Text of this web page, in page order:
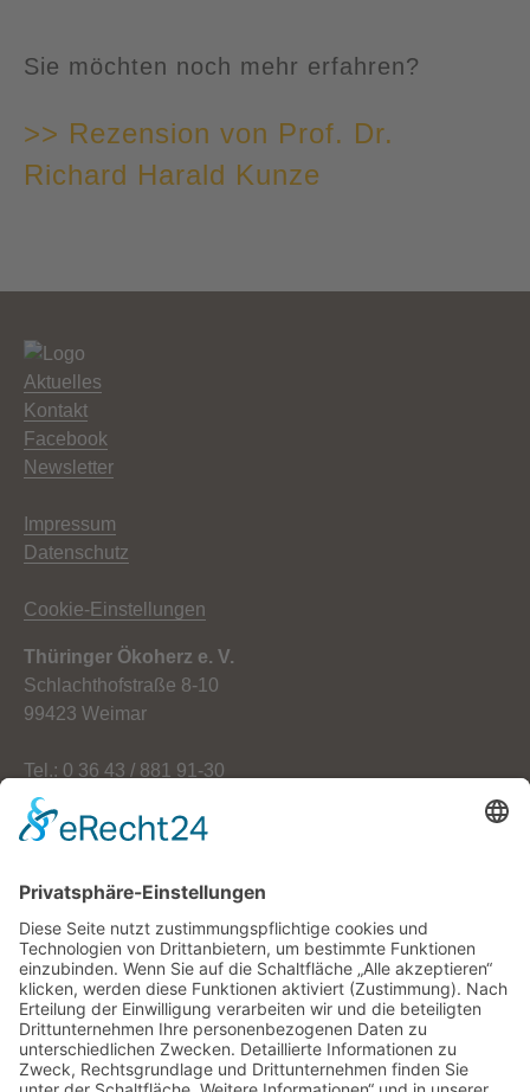
Sie möchten noch mehr erfahren?
>> Rezension von Prof. Dr.
Richard Harald Kunze
Aktuelles
Kontakt
Facebook
Newsletter
Impressum
Datenschutz
Cookie-Einstellungen
Thüringer Ökoherz e. V.
Schlachthofstraße 8-10
99423 Weimar
Tel.: 0 36 43 / 881 91-30
Fax: 0 36 43 / 881 91-59
E-Mail: info[at]oekoherz.de
Vereinsvorsitzende:
Maria Streitferdt